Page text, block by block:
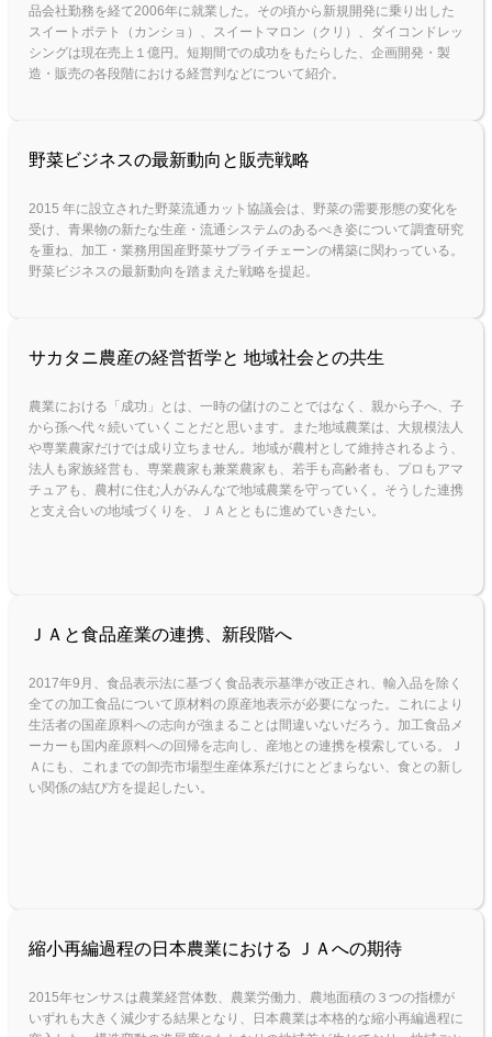
品会社勤務を経て2006年に就業した。その頃から新規開発に乗り出した
スイートポテト（カンショ）、スイートマロン（クリ）、ダイコンドレッ
シングは現在売上１億円。短期間での成功をもたらした、企画開発・製
造・販売の各段階における経営判などについて紹介。
野菜ビジネスの最新動向と販売戦略
2015 年に設立された野菜流通カット協議会は、野菜の需要形態の変化を
受け、青果物の新たな生産・流通システムのあるべき姿について調査研究
を重ね、加工・業務用国産野菜サプライチェーンの構築に関わっている。
野菜ビジネスの最新動向を踏まえた戦略を提起。
サカタニ農産の経営哲学と 地域社会との共生
農業における「成功」とは、一時の儲けのことではなく、親から子へ、子
から孫へ代々続いていくことだと思います。また地域農業は、大規模法人
や専業農家だけでは成り立ちません。地域が農村として維持されるよう、
法人も家族経営も、専業農家も兼業農家も、若手も高齢者も、プロもアマ
チュアも、農村に住む人がみんなで地域農業を守っていく。そうした連携
と支え合いの地域づくりを、ＪＡとともに進めていきたい。
ＪＡと食品産業の連携、新段階へ
2017年9月、食品表示法に基づく食品表示基準が改正され、輸入品を除く
全ての加工食品について原材料の原産地表示が必要になった。これにより
生活者の国産原料への志向が強まることは間違いないだろう。加工食品メ
ーカーも国内産原料への回帰を志向し、産地との連携を模索している。Ｊ
Ａにも、これまでの卸売市場型生産体系だけにとどまらない、食との新し
い関係の結び方を提起したい。
縮小再編過程の日本農業における ＪＡへの期待
2015年センサスは農業経営体数、農業労働力、農地面積の３つの指標が
いずれも大きく減少する結果となり、日本農業は本格的な縮小再編過程に